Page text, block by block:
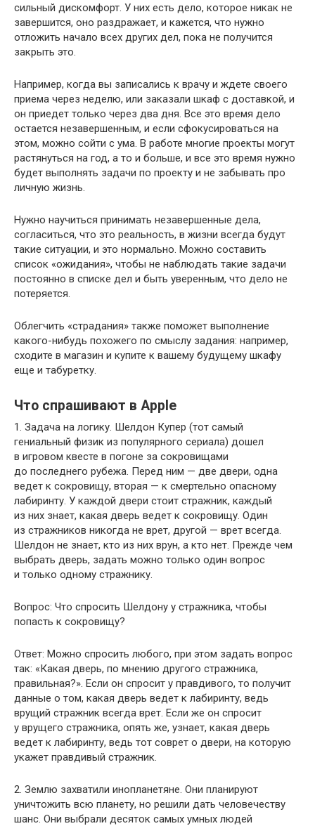
сильный дискомфорт. У них есть дело, которое никак не
завершится, оно раздражает, и кажется, что нужно
отложить начало всех других дел, пока не получится
закрыть это.
Например, когда вы записались к врачу и ждете своего
приема через неделю, или заказали шкаф с доставкой, и
он приедет только через два дня. Все это время дело
остается незавершенным, и если сфокусироваться на
этом, можно сойти с ума. В работе многие проекты могут
растянуться на год, а то и больше, и все это время нужно
будет выполнять задачи по проекту и не забывать про
личную жизнь.
Нужно научиться принимать незавершенные дела,
согласиться, что это реальность, в жизни всегда будут
такие ситуации, и это нормально. Можно составить
список «ожидания», чтобы не наблюдать такие задачи
постоянно в списке дел и быть уверенным, что дело не
потеряется.
Облегчить «страдания» также поможет выполнение
какого-нибудь похожего по смыслу задания: например,
сходите в магазин и купите к вашему будущему шкафу
еще и табуретку.
Что спрашивают в Apple
1. Задача на логику. Шелдон Купер (тот самый
гениальный физик из популярного сериала) дошел
в игровом квесте в погоне за сокровищами
до последнего рубежа. Перед ним — две двери, одна
ведет к сокровищу, вторая — к смертельно опасному
лабиринту. У каждой двери стоит стражник, каждый
из них знает, какая дверь ведет к сокровищу. Один
из стражников никогда не врет, другой — врет всегда.
Шелдон не знает, кто из них врун, а кто нет. Прежде чем
выбрать дверь, задать можно только один вопрос
и только одному стражнику.
Вопрос: Что спросить Шелдону у стражника, чтобы
попасть к сокровищу?
Ответ: Можно спросить любого, при этом задать вопрос
так: «Какая дверь, по мнению другого стражника,
правильная?». Если он спросит у правдивого, то получит
данные о том, какая дверь ведет к лабиринту, ведь
врущий стражник всегда врет. Если же он спросит
у врущего стражника, опять же, узнает, какая дверь
ведет к лабиринту, ведь тот соврет о двери, на которую
укажет правдивый стражник.
2. Землю захватили инопланетяне. Они планируют
уничтожить всю планету, но решили дать человечеству
шанс. Они выбрали десяток самых умных людей